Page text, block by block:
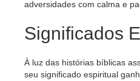
adversidades com calma e
Significados
À luz das histórias bíblicas
seu significado espiritual